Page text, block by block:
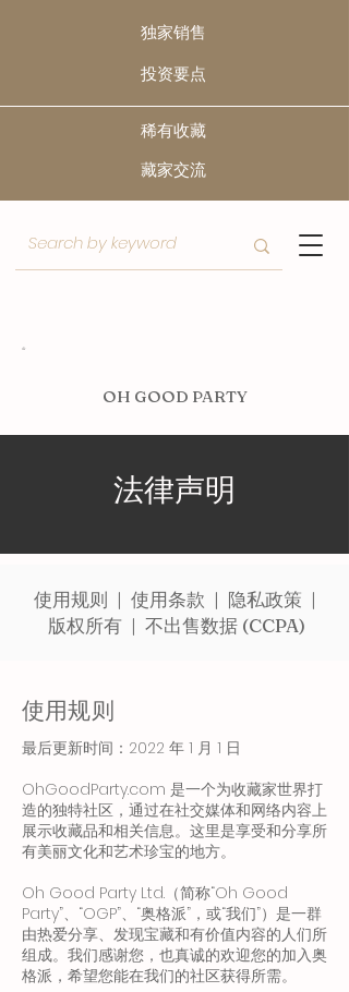
独家销售
​投资要点
稀有收藏
​藏家交流
OH GOOD PARTY
法律声明
使用规则 | 使用条款 | 隐私政策 |
版权所有 | 不出售数据 (CCPA)
使用规则
最后更新时间：2022 年 1 月 1 日
OhGoodParty.com 是一个为收藏家世界打
造的独特社区，通过在社交媒体和网络内容上
展示收藏品和相关信息。这里是享受和分享所
有美丽文化和艺术珍宝的地方。
Oh Good Party Ltd.（简称“Oh Good
Party”、“OGP”、“奥格派”，或“我们”）是一群
由热爱分享、发现宝藏和有价值内容的人们所
组成。我们感谢您，也真诚的欢迎您的加入奥
格派，希望您能在我们的社区获得所需。